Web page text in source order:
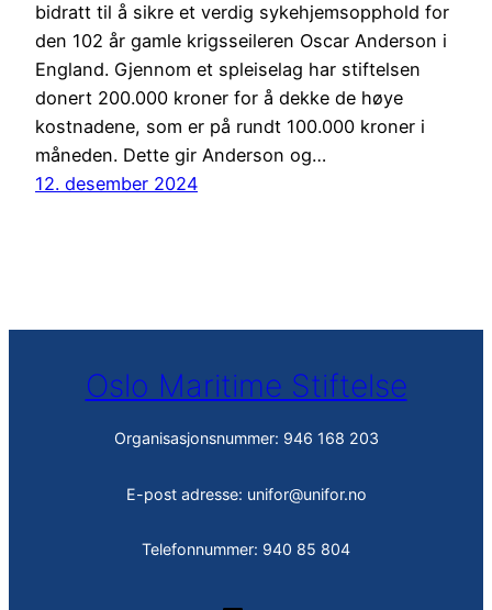
bidratt til å sikre et verdig sykehjemsopphold for
den 102 år gamle krigsseileren Oscar Anderson i
England. Gjennom et spleiselag har stiftelsen
donert 200.000 kroner for å dekke de høye
kostnadene, som er på rundt 100.000 kroner i
måneden. Dette gir Anderson og…
12. desember 2024
Oslo Maritime Stiftelse
Organisasjonsnummer: 946 168 203
E-post adresse: unifor@unifor.no
Telefonnummer: 940 85 804